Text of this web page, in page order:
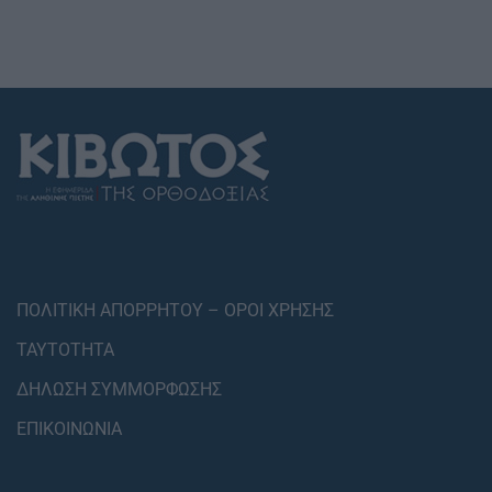
ΠΟΛΙΤΙΚΗ ΑΠΟΡΡΗΤΟΥ – ΟΡΟΙ ΧΡΗΣΗΣ
ΤΑΥΤΟΤΗΤΑ
ΔΗΛΩΣΗ ΣΥΜΜΟΡΦΩΣΗΣ
ΕΠΙΚΟΙΝΩΝΙΑ